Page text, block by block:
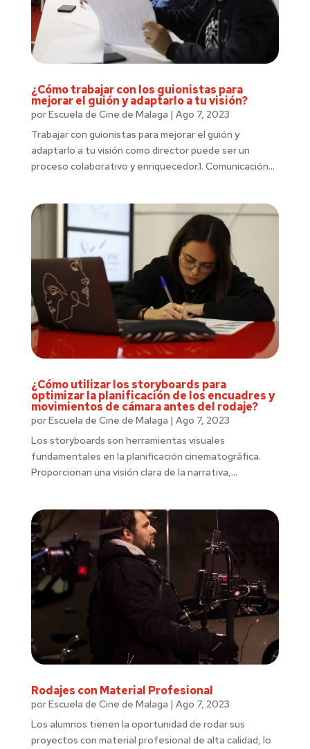
¿Cómo trabajar con los guionistas para
mejorar el guión y adaptarlo a tu visión?
porEscuela de Cine de Malaga | Ago 7, 2023
Trabajar con guionistas para mejorar el guión y
adaptarlo a tu visión como director puede ser un
proceso colaborativo y enriquecedor.1. Comunicación...
¿Cómo utilizar los storyboards para
optimizar la planificación de los encuadres y
movimientos de cámara antes del rodaje?
porEscuela de Cine de Malaga | Ago 7, 2023
Los storyboards son herramientas visuales
fundamentales en la planificación cinematográfica.
Proporcionan una visión clara de la narrativa,...
Rodajes con Material Profesional
porEscuela de Cine de Malaga | Ago 7, 2023
Los alumnos tienen la oportunidad de rodar sus
proyectos con material profesional de alta calidad, lo